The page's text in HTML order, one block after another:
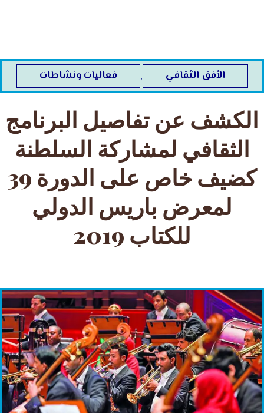
الأفق الثقافي , فعاليات ونشاطات
الكشف عن تفاصيل البرنامج
الثقافي لمشاركة السلطنة
كضيف خاص على الدورة 39
لمعرض باريس الدولي
للكتاب 2019